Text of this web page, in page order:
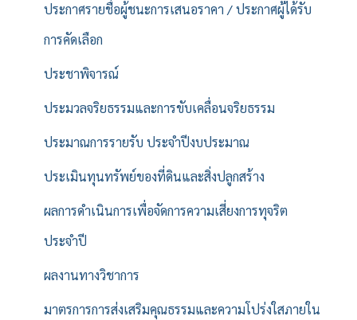
ประกาศรายชื่อผู้ชนะการเสนอราคา / ประกาศผู้ได้รับ
การคัดเลือก
ประชาพิจารณ์
ประมวลจริยธรรมและการขับเคลื่อนจริยธรรม
ประมาณการรายรับ ประจำปีงบประมาณ
ประเมินทุนทรัพย์ของที่ดินและสิ่งปลูกสร้าง
ผลการดำเนินการเพื่อจัดการความเสี่ยงการทุจริต
ประจำปี
ผลงานทางวิชาการ
มาตรการการส่งเสริมคุณธรรมและความโปร่งใสภายใน